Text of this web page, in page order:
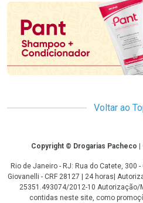
Voltar ao
CopyrightCopyright © Drogarias Pacheco |
Rio de Janeiro - RJ: Rua do Catete, 300
Giovanelli - CRF 28127 | 24 horas|
25351.493074/2012-10 Autorização/
contidas neste site, como